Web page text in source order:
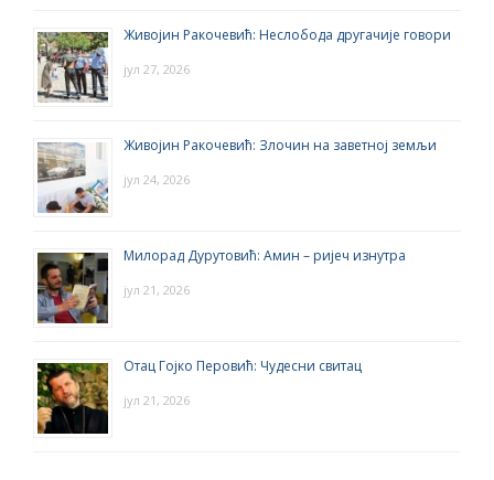
Живојин Ракочевић: Неслобода другачије говори
јул 27, 2026
Живојин Ракочевић: Злочин на заветној земљи
јул 24, 2026
Милорад Дурутовић: Амин – ријеч изнутра
јул 21, 2026
Отац Гојко Перовић: Чудесни свитац
јул 21, 2026